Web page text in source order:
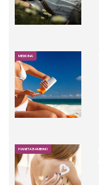
MEDICINA
PIANETA BAMBINO